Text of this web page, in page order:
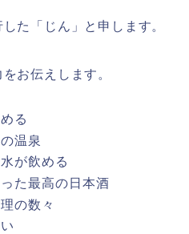
た「じん」と申します。
お伝えします。
る
温泉
が飲める
た最高の日本酒
の数々